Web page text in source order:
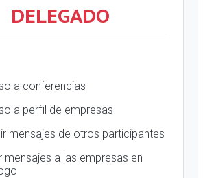
DELEGADO
a conferencias
a perfil de empresas
mensajes de otros participantes
mensajes a las empresas en